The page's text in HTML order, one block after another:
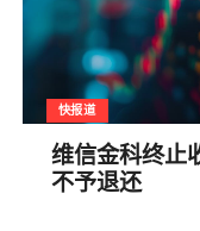
快报道
维信金科终止
不予退还